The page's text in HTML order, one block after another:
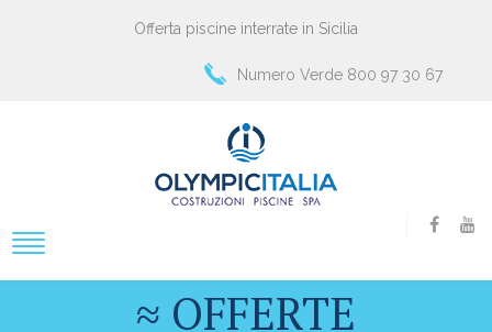
Offerta piscine interrate in Sicilia
Numero Verde 800 97 30 67
≈ OFFERTE